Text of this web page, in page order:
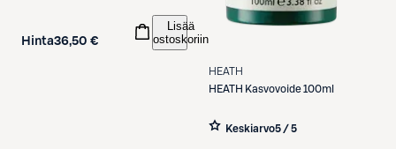
Hinta36,50 €
Lisää
ostoskoriin
HEATH
HEATH Kasvovoide 100ml
Keskiarvo5 / 5